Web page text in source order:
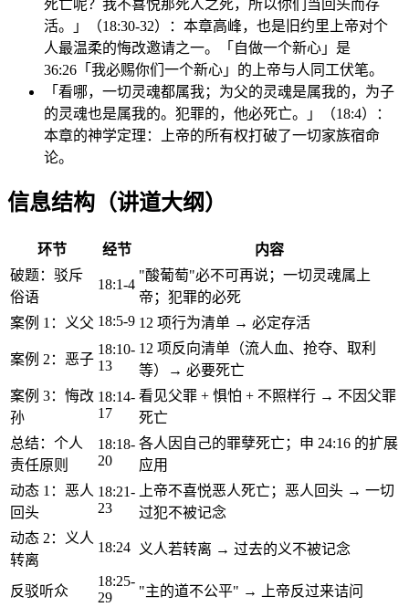
死亡呢？我不喜悦那死人之死，所以你们当回头而存
活。」（18:30-32）：本章高峰，也是旧约里上帝对个
人最温柔的悔改邀请之一。「自做一个新心」是
36:26「我必赐你们一个新心」的上帝与人同工伏笔。
「看哪，一切灵魂都属我；为父的灵魂是属我的，为子
的灵魂也是属我的。犯罪的，他必死亡。」（18:4）：
本章的神学定理：上帝的所有权打破了一切家族宿命
论。
信息结构（讲道大纲）
环节 经节
内容
破题：驳斥
俗语
18:1-4
"酸葡萄"必不可再说；一切灵魂属上
帝；犯罪的必死
案例 1：义父 18:5-9 12 项行为清单 → 必定存活
案例 2：恶子
18:10-
13
12 项反向清单（流人血、抢夺、取利
等）→ 必要死亡
案例 3：悔改
孙
18:14-
17
看见父罪 + 惧怕 + 不照样行 → 不因父罪
死亡
总结：个人
责任原则
18:18-
20
各人因自己的罪孽死亡；申 24:16 的扩展
应用
动态 1：恶人
回头
18:21-
23
上帝不喜悦恶人死亡；恶人回头 → 一切
过犯不被记念
动态 2：义人
转离
18:24 义人若转离 → 过去的义不被记念
反驳听众
18:25-
29
"主的道不公平" → 上帝反过来诘问